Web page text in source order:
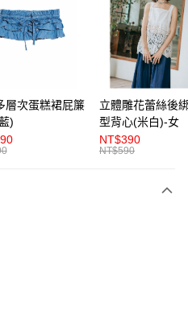
即可結帳。
款。
」後，將跳轉至「AFTEE先享後付」
，即可完成結帳。
知簡訊。
層次蛋糕裙屁簾
)
立體雕花蕾絲後
型背心(米白)-女
NT$390
NT$590